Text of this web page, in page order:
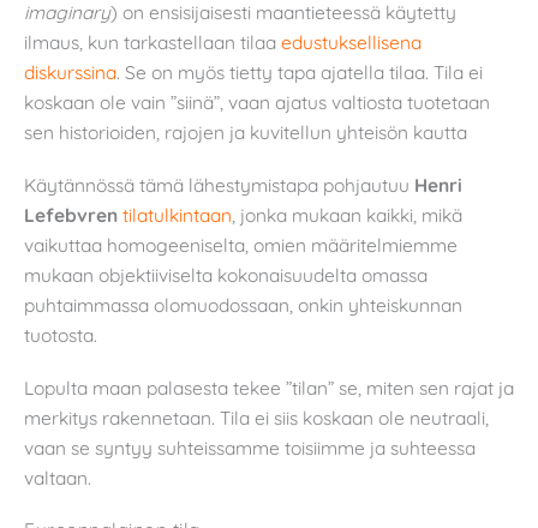
imaginary) on ensisijaisesti maantieteessä käytetty
ilmaus, kun tarkastellaan tilaa edustuksellisena
diskurssina. Se on myös tietty tapa ajatella tilaa. Tila ei
koskaan ole vain ”siinä”, vaan ajatus valtiosta tuotetaan
sen historioiden, rajojen ja kuvitellun yhteisön kautta
Käytännössä tämä lähestymistapa pohjautuu Henri
Lefebvren tilatulkintaan , jonka mukaan kaikki, mikä
vaikuttaa homogeeniselta, omien määritelmiemme
mukaan objektiiviselta kokonaisuudelta omassa
puhtaimmassa olomuodossaan, onkin yhteiskunnan
tuotosta.
Lopulta maan palasesta tekee ”tilan” se, miten sen rajat ja
merkitys rakennetaan. Tila ei siis koskaan ole neutraali,
vaan se syntyy suhteissamme toisiimme ja suhteessa
valtaan.